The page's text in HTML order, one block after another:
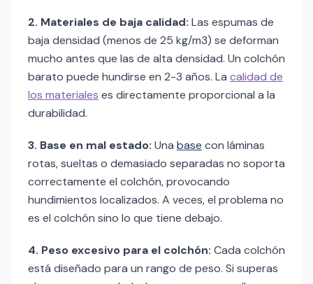
2. Materiales de baja calidad: Las espumas de
baja densidad (menos de 25 kg/m3) se deforman
mucho antes que las de alta densidad. Un colchón
barato puede hundirse en 2-3 años. La calidad de
los materiales es directamente proporcional a la
durabilidad.
3. Base en mal estado: Una base con láminas
rotas, sueltas o demasiado separadas no soporta
correctamente el colchón, provocando
hundimientos localizados. A veces, el problema no
es el colchón sino lo que tiene debajo.
4. Peso excesivo para el colchón: Cada colchón
está diseñado para un rango de peso. Si superas